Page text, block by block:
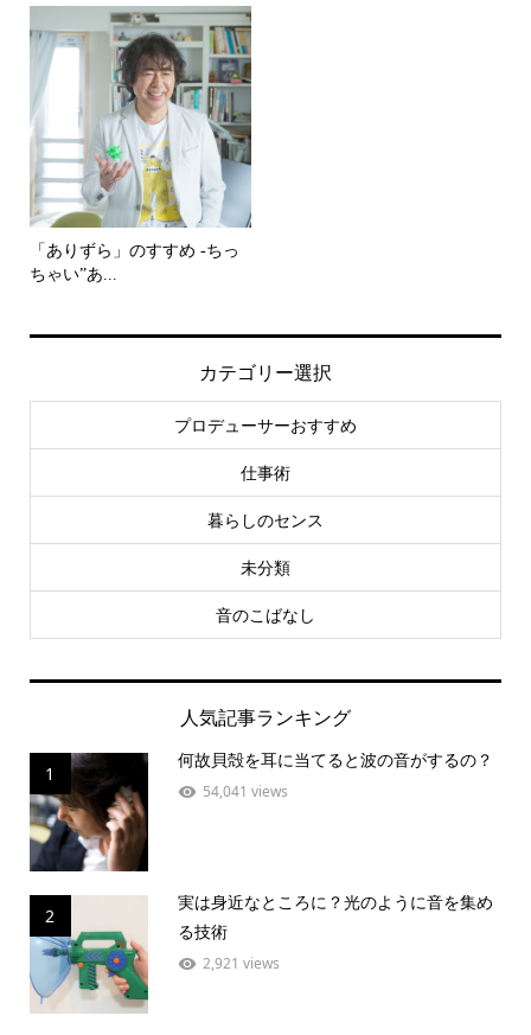
「ありずら」のすすめ -ちっ
ちゃい”あ...
カテゴリー選択
プロデューサーおすすめ
仕事術
暮らしのセンス
未分類
音のこばなし
人気記事ランキング
1
何故貝殻を耳に当てると波の音がするの？
54,041 views
2
実は身近なところに？光のように音を集め
る技術
2,921 views